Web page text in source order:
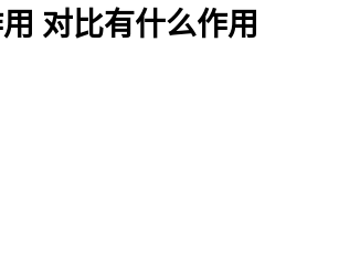
对比有什么作用